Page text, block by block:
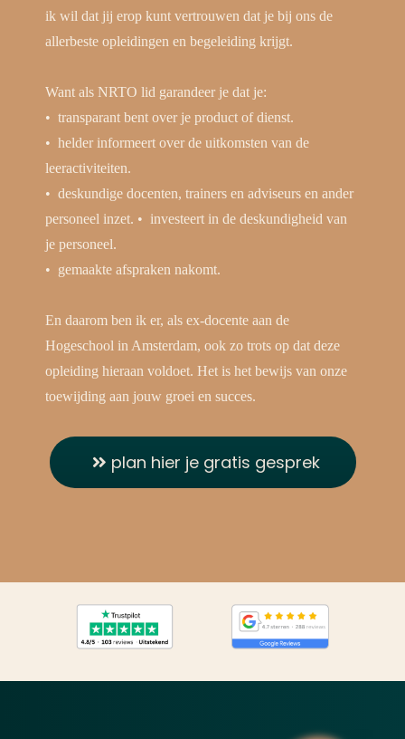
ik wil dat jij erop kunt vertrouwen dat je bij ons de
allerbeste opleidingen en begeleiding krijgt.
Want als NRTO lid garandeer je dat je:
•⁠ ⁠transparant bent over je product of dienst.
•⁠ ⁠helder informeert over de uitkomsten van de
leeractiviteiten.
•⁠ ⁠deskundige docenten, trainers en adviseurs en ander
personeel inzet. •⁠ ⁠investeert in de deskundigheid van
je personeel.
•⁠ ⁠gemaakte afspraken nakomt.
En daarom ben ik er, als ex-docente aan de
Hogeschool in Amsterdam, ook zo trots op dat deze
opleiding hieraan voldoet. Het is het bewijs van onze
toewijding aan jouw groei en succes.
plan hier je gratis gesprek